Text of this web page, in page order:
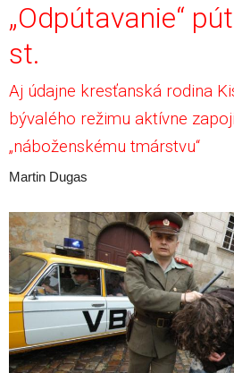
„Odpútavanie“
st.
Aj údajne kresťanská rodina
bývalého režimu aktívne
„náboženskému tmárstvu“
Martin Dugas